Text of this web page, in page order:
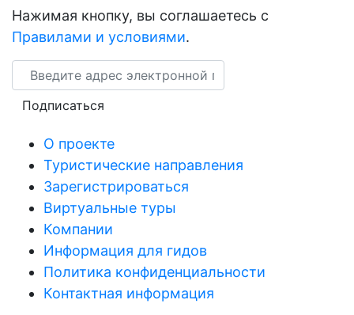
Нажимая кнопку, вы соглашаетесь с
Правилами и условиями.
Email
Подписаться
О проекте
Туристические направления
Зарегистрироваться
Виртуальные туры
Компании
Информация для гидов
Политика конфиденциальности
Контактная информация